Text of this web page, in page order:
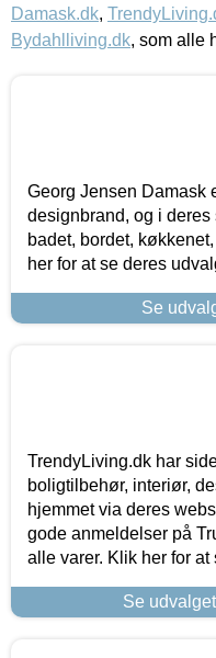
Damask.dk,
Bydahlliving.dk, som alle
Georg Jensen Damask
designbrand, og i deres
badet, bordet,
her for at se deres
Se
TrendyLiving.dk har
boligtilbehør, interiør,
hjemmet via deres
gode anmeldelser på
alle varer. Klik her for at
Se